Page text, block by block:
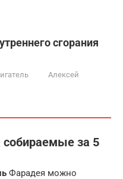
сгорания
Алексей
собираемые за 5
Фарадея можно